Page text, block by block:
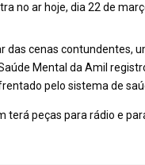
no ar hoje, dia 22 de
das cenas contundentes,
Mental da Amil
pelo sistema de
terá peças para rádio e